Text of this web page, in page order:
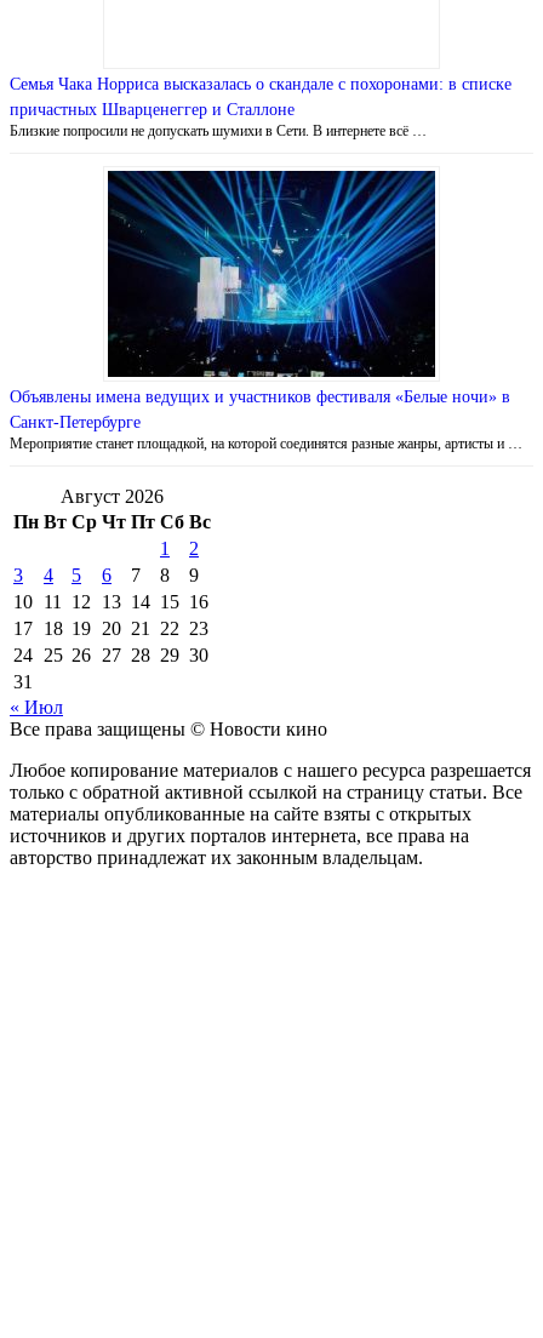
Семья Чака Норриса высказалась о скандале с похоронами: в списке
причастных Шварценеггер и Сталлоне
Близкие попросили не допускать шумихи в Сети. В интернете всё …
Объявлены имена ведущих и участников фестиваля «Белые ночи» в
Санкт-Петербурге
Мероприятие станет площадкой, на которой соединятся разные жанры, артисты и …
Август 2026
Пн Вт Ср Чт Пт Сб Вс
1
2
3
4 5 6 7 8
9
10 11 12 13 14 15 16
17 18 19 20 21 22 23
24 25 26 27 28 29 30
31
« Июл
Все права защищены © Новости кино
Любое копирование материалов с нашего ресурса разрешается
только с обратной активной ссылкой на страницу статьи. Все
материалы опубликованные на сайте взяты с открытых
источников и других порталов интернета, все права на
авторство принадлежат их законным владельцам.